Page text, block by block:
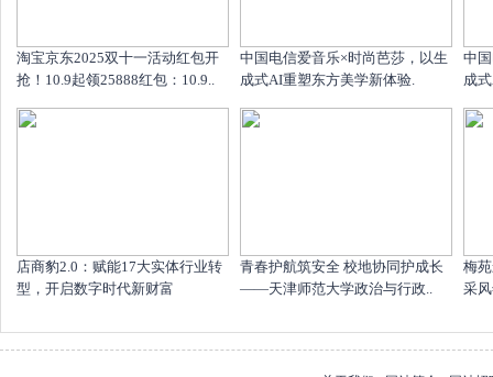
淘宝京东2025双十一活动红包开
抢！10.9起领25888红包：10.9..
中国电信爱音乐×时尚芭莎，以生
成式AI重塑东方美学新体验.
中
成
店商豹2.0：赋能17大实体行业转
型，开启数字时代新财富
青春护航筑安全 校地协同护成长
——天津师范大学政治与行政..
梅
采